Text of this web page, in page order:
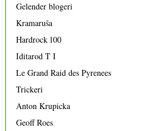
Gelender blogeri
Kramaruša
Hardrock 100
Iditarod T I
Le Grand Raid des Pyrenees
Trickeri
Anton Krupicka
Geoff Roes